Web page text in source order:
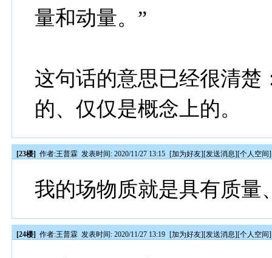
量和动量。”
这句话的意思已经很清楚
的、仅仅是概念上的。
[23楼] 作者:王普霖 发表时间: 2020/11/27 13:15 [加为好友][发送消息][个人空间]
我的场物质就是具有质量
[24楼] 作者:王普霖 发表时间: 2020/11/27 13:19 [加为好友][发送消息][个人空间]